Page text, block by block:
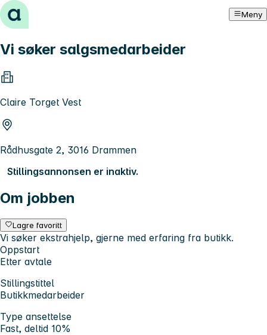
Hopp til innhold Meny
Vi søker salgsmedarbeider
Claire Torget Vest
Rådhusgate 2, 3016 Drammen
Stillingsannonsen er inaktiv.
Om jobben
Lagre favoritt
Vi søker ekstrahjelp, gjerne med erfaring fra butikk.
Oppstart
Etter avtale
Stillingstittel
Butikkmedarbeider
Type ansettelse
Fast, deltid 10%